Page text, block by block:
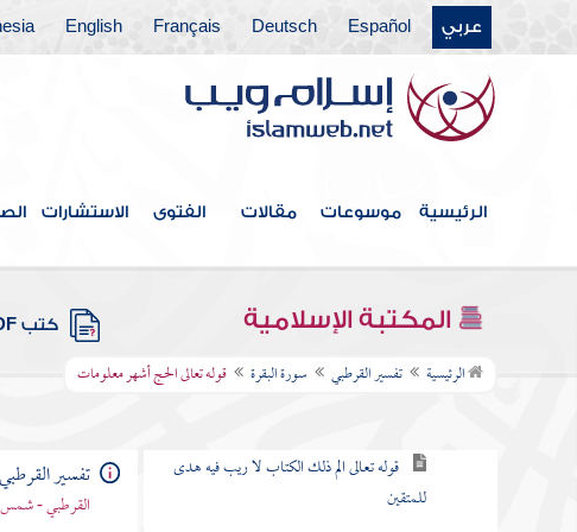
عربي Español
Deutsch
Français
English
الرئيسية موسوعات مقالات الفتوى الاستشارات
المكتبة الإسلامية كتب PDF
الرئيسية تفسير القرطبي سورة البقرة قوله تعالى الحج أشهر معلومات
باب ما جاء من الحجة في الرد على
من طعن في القرآن وخالف مصحف
عثمان بالزيادة والنقصان
سورة الفاتحة
سورة البقرة
قوله تعالى الم ذلك الكتاب لا ريب فيه هدى
للمتقين
تفسير القرطبي
القرطبي - شمس